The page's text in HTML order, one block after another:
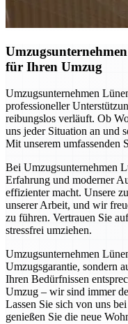
für Ihren Umzug
Umzugsunternehmen
professioneller
reibungslos verläuft. Ob
uns jeder Situation an und
Mit unserem umfassenden
Bei Umzugsunternehmen
Erfahrung und moderner
effizienter macht. Unsere
unserer Arbeit, und wir
zu führen. Vertrauen Sie
stressfrei umziehen.
Umzugsunternehmen
Umzugsgarantie, sondern
Ihren Bedürfnissen
Umzug – wir sind immer
Lassen Sie sich von uns
genießen Sie die neue